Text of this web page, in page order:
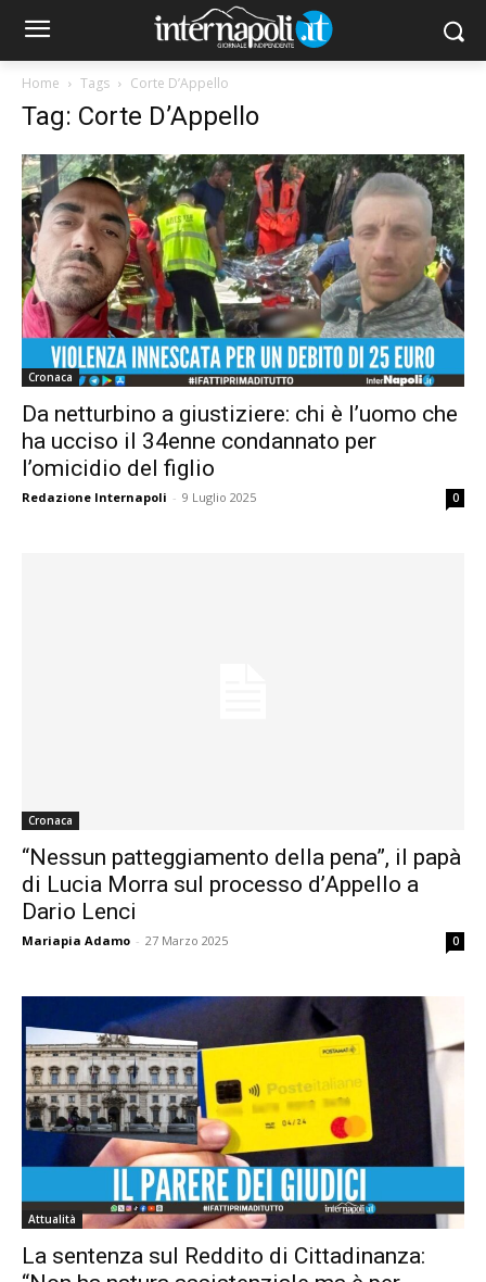
Home Tags Corte D’Appello
Tag: Corte D’Appello
Cronaca
Da netturbino a giustiziere: chi è l’uomo che
ha ucciso il 34enne condannato per
l’omicidio del figlio
Redazione Internapoli - 9 Luglio 2025 0
Cronaca
“Nessun patteggiamento della pena”, il papà
di Lucia Morra sul processo d’Appello a
Dario Lenci
Mariapia Adamo - 27 Marzo 2025 0
Attualità
La sentenza sul Reddito di Cittadinanza: